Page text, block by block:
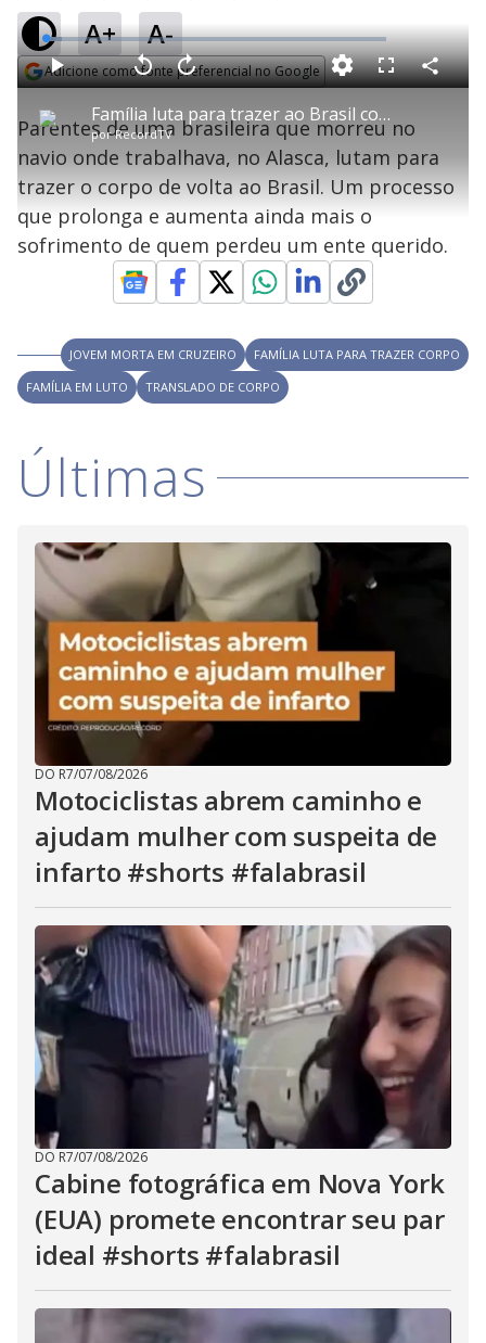
A+ A-
Adicione como fonte preferencial no Google
P
l
a
y
V
e
o
Família luta para trazer ao Brasil corpo de jovem que morreu em navio no Alasca
porRecordTV
P V
t
a
r
0
e
g
n
s
A
n
ç
a
r
1
u
n
o
s
d
L
o
a
d
e
4
.
6
9
%
F
l
e
n
C
o
i
l
a
Parentes de uma brasileira que morreu no
navio onde trabalhava, no Alasca, lutam para
trazer o corpo de volta ao Brasil. Um processo
que prolonga e aumenta ainda mais o
sofrimento de quem perdeu um ente querido.
JOVEM MORTA EM CRUZEIRO
FAMÍLIA LUTA PARA TRAZER CORPO
FAMÍLIA EM LUTO
TRANSLADO DE CORPO
Últimas
DO R7/07/08/2026
Motociclistas abrem caminho e
ajudam mulher com suspeita de
infarto #shorts #falabrasil
DO R7/07/08/2026
Cabine fotográfica em Nova York
(EUA) promete encontrar seu par
ideal #shorts #falabrasil